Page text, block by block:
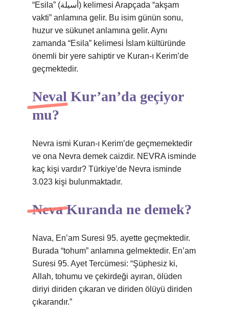
“Esila” (أسيلة) kelimesi Arapçada “akşam
vakti” anlamına gelir. Bu isim günün sonu,
huzur ve sükunet anlamına gelir. Aynı
zamanda “Esila” kelimesi İslam kültüründe
önemli bir yere sahiptir ve Kuran-ı Kerim’de
geçmektedir.
Neval Kur’an’da geçiyor
mu?
Nevra ismi Kuran-ı Kerim’de geçmemektedir
ve ona Nevra demek caizdir. NEVRA isminde
kaç kişi vardır? Türkiye’de Nevra isminde
3.023 kişi bulunmaktadır.
Neva Kuranda ne demek?
Nava, En’am Suresi 95. ayette geçmektedir.
Burada “tohum” anlamına gelmektedir. En’am
Suresi 95. Ayet Tercümesi: “Şüphesiz ki,
Allah, tohumu ve çekirdeği ayıran, ölüden
diriyi diriden çıkaran ve diriden ölüyü diriden
çıkarandır.”